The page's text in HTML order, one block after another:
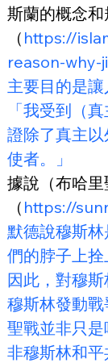
斯蘭的概念
（ https://
reason-why-
主要目的是
「我受到（
證除了真主
使者。」
據說（布哈里
（ https://
默德說穆斯
們的脖子上拴
因此，對穆
穆斯林發動戰
聖戰並非只
非穆斯林和平